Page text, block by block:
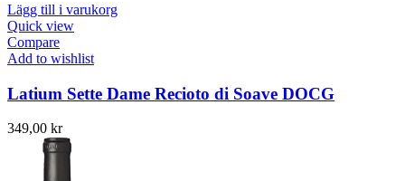
Lägg till i varukorg
Quick view
Compare
Add to wishlist
Latium Sette Dame Recioto di Soave DOCG
349,00 kr